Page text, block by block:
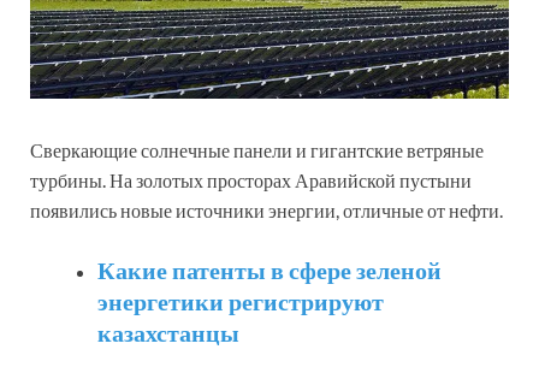
Сверкающие солнечные панели и гигантские ветряные
турбины. На золотых просторах Аравийской пустыни
появились новые источники энергии, отличные от нефти.
Какие патенты в сфере зеленой
энергетики регистрируют
казахстанцы